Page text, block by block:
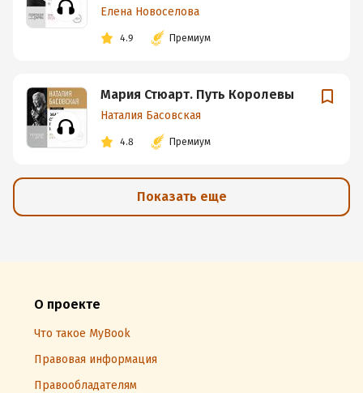
Елена Новоселова
4.9 Премиум
Мария Стюарт. Путь Королевы
Наталия Басовская
4.8 Премиум
Показать еще
О проекте
Что такое MyBook
Правовая информация
Правообладателям